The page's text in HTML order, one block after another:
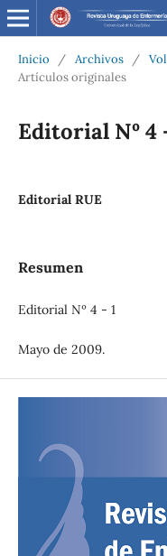
Inicio / Archivos /
Artículos originales
Editorial Nº 4
Editorial RUE
Resumen
Editorial Nº 4 - 1
Mayo de 2009.